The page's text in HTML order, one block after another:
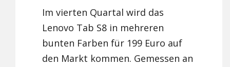
Im vierten Quartal wird das
Lenovo Tab S8 in mehreren
bunten Farben für 199 Euro auf
den Markt kommen. Gemessen an